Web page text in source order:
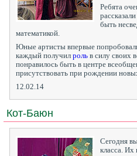
Ребята
быть
математикой.
Юные артисты впервые
каждый получил роль в силу своих
понравилось быть в центре
присутствовать при рождении
12.02.14
Кот-Баюн
Сегодня
класса. Их